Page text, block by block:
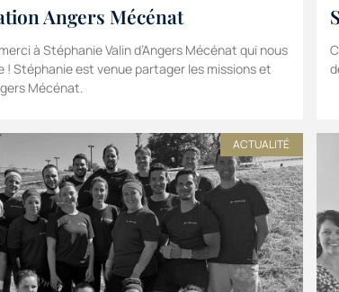
Angers Mécénat
à Stéphanie Valin d’Angers Mécénat qui nous
! Stéphanie est venue partager les missions et
Mécénat.
ACTUALITÉ